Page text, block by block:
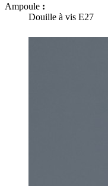
Ampoule :
Douille à vis E27